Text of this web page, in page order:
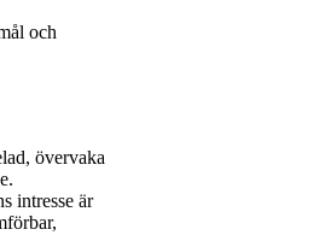
och
övervaka
intresse är